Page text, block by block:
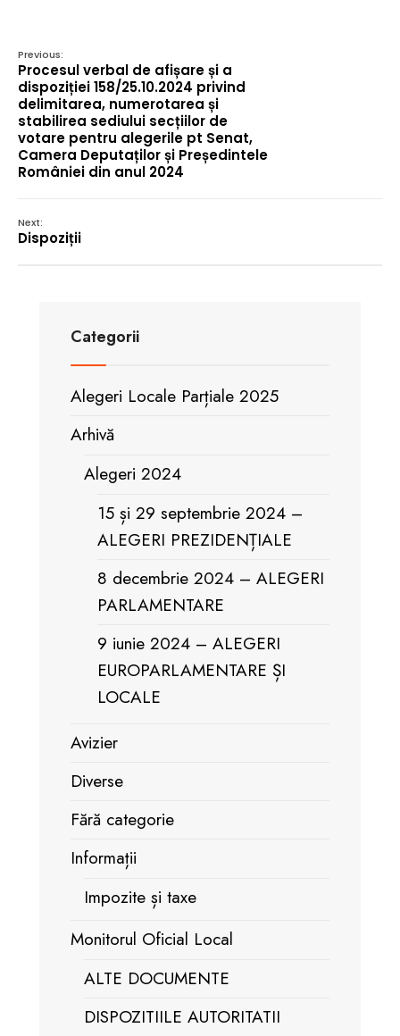
Previous:
Procesul verbal de afișare și a
dispoziției 158/25.10.2024 privind
delimitarea, numerotarea și
stabilirea sediului secțiilor de
votare pentru alegerile pt Senat,
Camera Deputaților și Președintele
României din anul 2024
Next:
Dispoziții
Categorii
Alegeri Locale Parțiale 2025
Arhivă
Alegeri 2024
15 și 29 septembrie 2024 –
ALEGERI PREZIDENȚIALE
8 decembrie 2024 – ALEGERI
PARLAMENTARE
9 iunie 2024 – ALEGERI
EUROPARLAMENTARE ȘI
LOCALE
Avizier
Diverse
Fără categorie
Informații
Impozite și taxe
Monitorul Oficial Local
ALTE DOCUMENTE
DISPOZITIILE AUTORITATII